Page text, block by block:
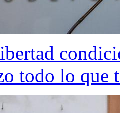
todo lo que